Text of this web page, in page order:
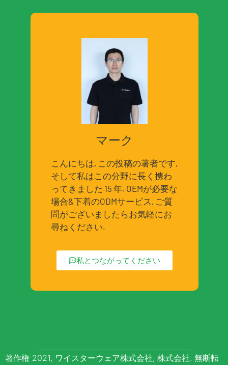
マーク
こんにちは, この投稿の著者です,
そして私はこの分野に長く携わ
ってきました 15 年. OEMが必要な
場合&下着のODMサービス, ご質
問がございましたらお気軽にお
尋ねください.
私とつながってください
著作権 2021, ワイスターウェア株式会社, 株式会社. 無断転